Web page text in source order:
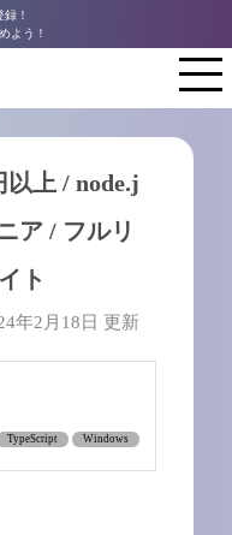
！
よう！
以上 / node.j
ア / フルリ
ト
年2月18日 更新
TypeScript Windows